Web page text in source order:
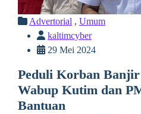
Advertorial , Umum
kaltimcyber
29 Mei 2024
Peduli Korban
Wabup Kutim dan
Bantuan